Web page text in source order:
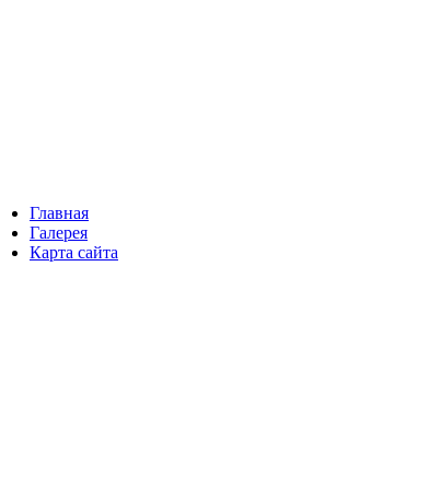
Главная
Галерея
Карта сайта